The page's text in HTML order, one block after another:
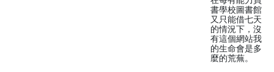
書學校圖書館
又只能借七天
的情況下，沒
有這個網站我
的生命會是多
麼的荒蕪。